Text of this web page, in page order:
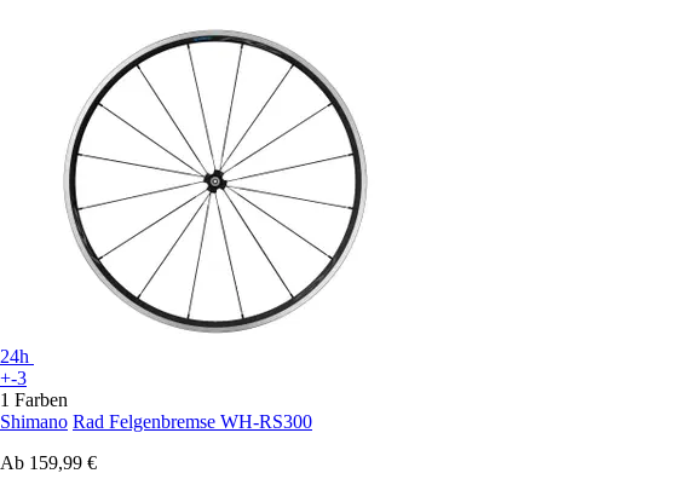
24h
+-3
1 Farben
Shimano Rad Felgenbremse WH-RS300
Ab 159,99 €